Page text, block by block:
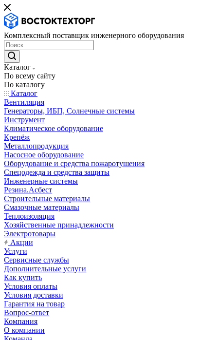
Комплексный поставщик инженерного оборудования
Каталог
По всему сайту
По каталогу
Каталог
Вентиляция
Генераторы, ИБП, Солнечные системы
Инструмент
Климатическое оборудование
Крепёж
Металлопродукция
Насосное оборудование
Оборудование и средства пожаротушения
Спецодежда и средства защиты
Инженерные системы
Резина.Асбест
Строительные материалы
Смазочные материалы
Теплоизоляция
Хозяйственные принадлежности
Электротовары
Акции
Услуги
Сервисные службы
Дополнительные услуги
Как купить
Условия оплаты
Условия доставки
Гарантия на товар
Вопрос-ответ
Компания
О компании